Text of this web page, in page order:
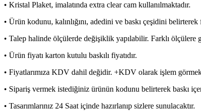
• Kristal Plaket, imalatında extra clear cam kullanılmaktadır.
• Ürün kodunu, kalınlığını, adedini ve baskı çeşidini
• Talep halinde ölçülerde değişiklik yapılabilir. Farklı ölçülere
• Ürün fiyatı karton kutulu baskılı fiyatıdır.
• Fiyatlarımıza KDV dahil değidir. +KDV olarak işlem
• Sipariş vermek istediğiniz ürünün kodunu belirterek baskı
• Tasarımlarınız 24 Saat içinde hazırlanıp sizlere sunulacaktır.